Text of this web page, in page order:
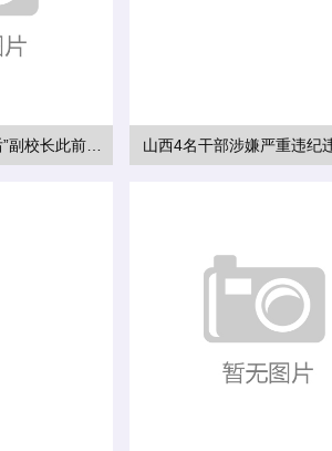
安徽大学迎来“准80后”副校长此前在武汉大学工作